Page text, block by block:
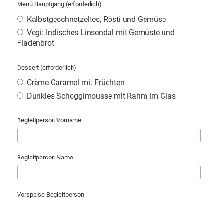
Menü Hauptgang (erforderlich)
Kalbstgeschnetzeltes, Rösti und Gemüse
Vegi: Indisches Linsendal mit Gemüste und
Fladenbrot
Dessert (erforderlich)
Crème Caramel mit Früchten
Dunkles Schoggimousse mit Rahm im Glas
Begleitperson Vorname
Begleitperson Name
Vorspeise Begleitperson